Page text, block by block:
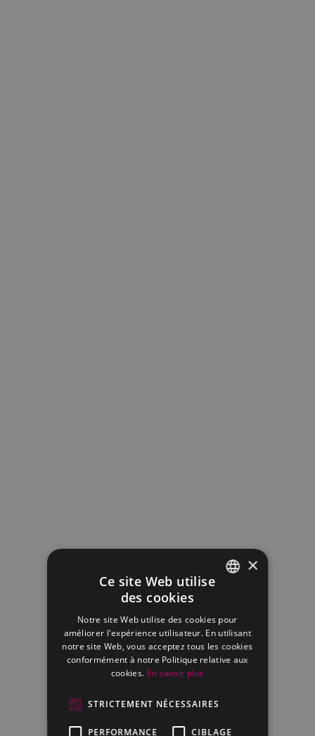
DUTCH
×
Ce site Web utilise
des cookies
Notre site Web utilise des cookies pour
améliorer l'expérience utilisateur. En utilisant
notre site Web, vous acceptez tous les cookies
conformément à notre Politique relative aux
cookies. En savoir plus
STRICTEMENT NÉCESSAIRES
PERFORMANCE CIBLAGE